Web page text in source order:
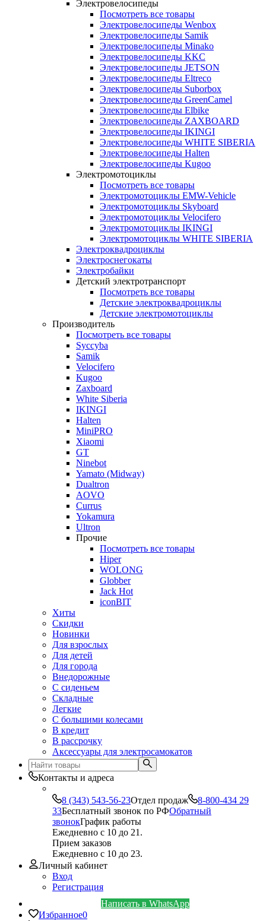
Электровелосипеды
Посмотреть все товары
Электровелосипеды Wenbox
Электровелосипеды Samik
Электровелосипеды Minako
Электровелосипеды KKC
Электровелосипеды JETSON
Электровелосипеды Eltreco
Электровелосипеды Suborbox
Электровелосипеды GreenCamel
Электровелосипеды Elbike
Электровелосипеды ZAXBOARD
Электровелосипеды IKINGI
Электровелосипеды WHITE SIBERIA
Электровелосипеды Halten
Электровелосипеды Kugoo
Электромотоциклы
Посмотреть все товары
Электромотоциклы EMW-Vehicle
Электромотоциклы Skyboard
Электромотоциклы Velocifero
Электромотоциклы IKINGI
Электромотоциклы WHITE SIBERIA
Электроквадроциклы
Электроснегокаты
Электробайки
Детский электротранспорт
Посмотреть все товары
Детские электроквадроциклы
Детские электромотоциклы
Производитель
Посмотреть все товары
Syccyba
Samik
Velocifero
Kugoo
Zaxboard
White Siberia
IKINGI
Halten
MiniPRO
Xiaomi
GT
Ninebot
Yamato (Midway)
Dualtron
AOVO
Currus
Yokamura
Ultron
Прочие
Посмотреть все товары
Hiper
WOLONG
Globber
Jack Hot
iconBIT
Хиты
Скидки
Новинки
Для взрослых
Для детей
Для города
Внедорожные
С сиденьем
Складные
Легкие
С большими колесами
В кредит
В рассрочку
Аксессуары для электросамокатов
Контакты и адреса
8 (343) 543-56-23Отдел продаж
8-800-434 29
33Бесплатный звонок по РФОбратный
звонокГрафик работы
Ежедневно с 10 до 21.
Прием заказов
Ежедневно с 10 до 23.
Личный кабинет
Вход
Регистрация
Написать в WhatsApp
Избранное0